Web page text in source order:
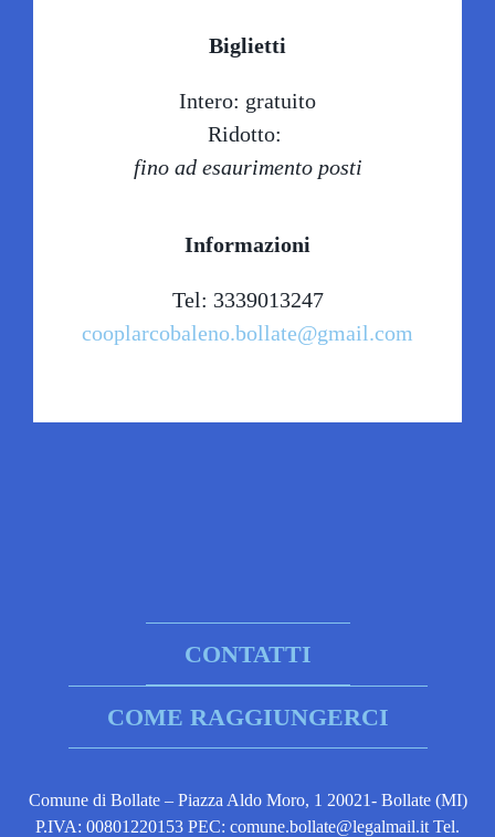
Biglietti
Intero: gratuito
Ridotto:
fino ad esaurimento posti
Informazioni
Tel: 3339013247
cooplarcobaleno.bollate@gmail.com
CONTATTI
COME RAGGIUNGERCI
Comune di Bollate – Piazza Aldo Moro, 1 20021- Bollate (MI)
P.IVA: 00801220153 PEC: comune.bollate@legalmail.it Tel.